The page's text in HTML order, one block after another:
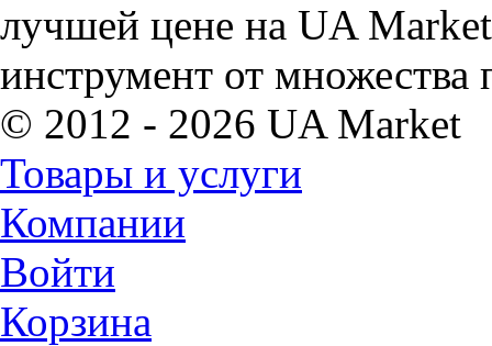
лучшей цене на UA
инструмент от множества
© 2012 - 2026 UA Market
Товары и услуги
Компании
Войти
Корзина